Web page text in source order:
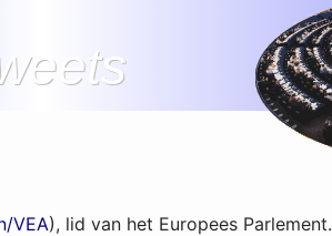
VEA), lid van het Europees Parlement.